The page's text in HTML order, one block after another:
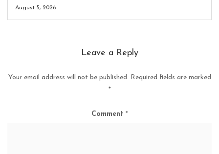
August 5, 2026
Leave a Reply
Your email address will not be published. Required fields are marked
*
Comment *